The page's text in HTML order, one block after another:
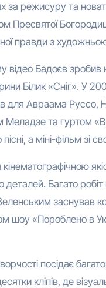
за режисуру та
Пресвятої
правди з
відео Бадоєв
Білик «Сніг». У
для Авраама Руссо,
Меладзе та гуртом
а міні-фільм зі
кінематографічною
деталей. Багато
заснував
шоу «Пороблено в
посідає
кліпів, де